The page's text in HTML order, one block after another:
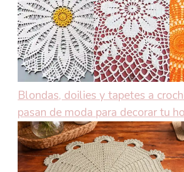
Blondas, doilies y tapetes a
pasan de moda para decorar tu